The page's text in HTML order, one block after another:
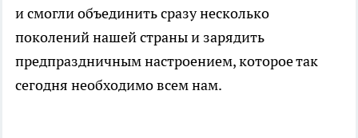
и смогли объединить сразу несколько
поколений нашей страны и зарядить
предпраздничным настроением, которое так
сегодня необходимо всем нам.